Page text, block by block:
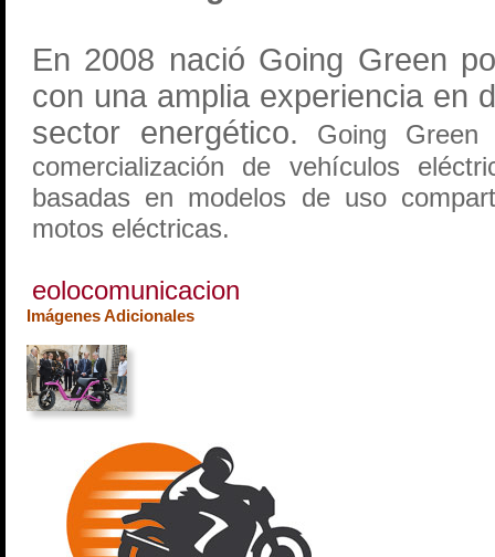
En 2008 nació Going Green
con una amplia experiencia en
sector energético.
Going Green
comercialización de vehículos
basadas en modelos de uso
motos eléctricas.
eolocomunicacion
Imágenes Adicionales